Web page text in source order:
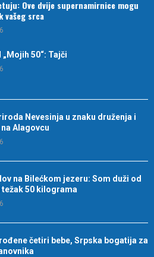
Ove dvije supernamirnice mogu
vašeg srca
„Mojih 50“: Tajči
Nevesinja u znaku druženja i
Alagovcu
na Bilećkom jezeru: Som duži od
težak 50 kilograma
četiri bebe, Srpska bogatija za